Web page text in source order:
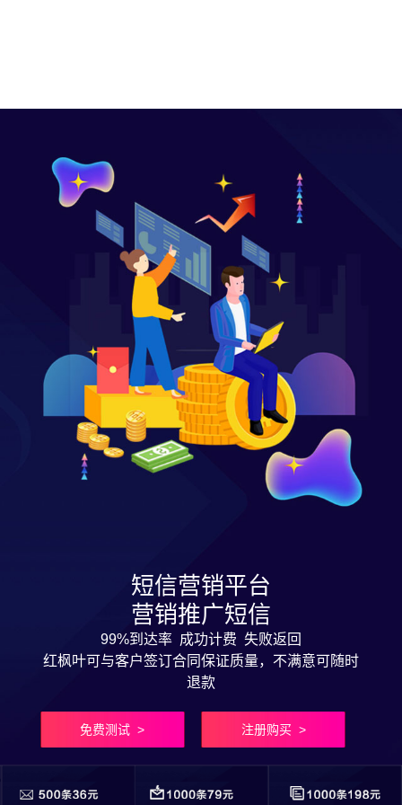
短信营销平台
营销推广短信
99%到达率 成功计费 失败返回
红枫叶可与客户签订合同保证质量，不满意可随时
退款
免费测试 > 注册购买 >